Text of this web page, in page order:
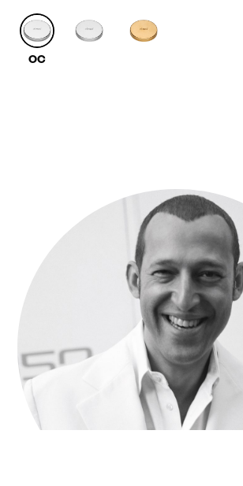
ЛИЧНЫЙ КАБИНЕТ